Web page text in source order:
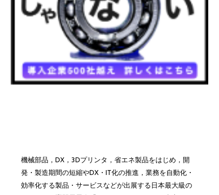
機械部品，DX，3Dプリンタ，省エネ製品をはじめ，開
発・製造期間の短縮やDX・IT化の推進，業務を自動化・
効率化する製品・サービスなどが出展する日本最大級の